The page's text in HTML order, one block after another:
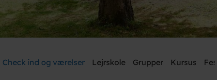
Brug for hjælp? Ring+45 5650 2022
Check ind og værelser Lejrskole Grupper Kursus